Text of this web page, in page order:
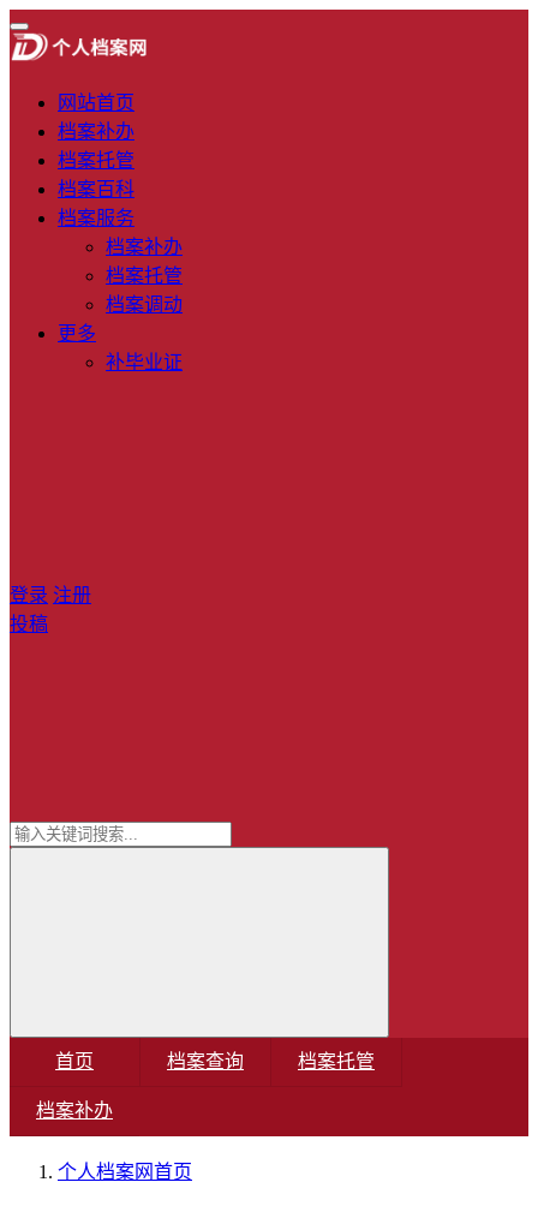
网站首页
档案补办
档案托管
档案百科
档案服务
档案补办
档案托管
档案调动
更多
补毕业证
登录 注册
投稿
首页 档案查询 档案托管
档案补办
个人档案网首页